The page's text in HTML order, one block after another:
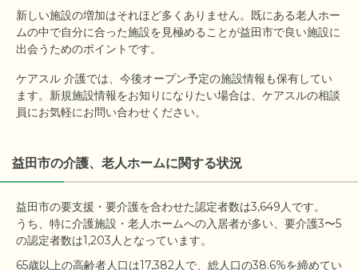
新しい施設の増加はそれほど多くありません。既にある老人ホー
ムの中で自分に合った施設を見極めることが益田市で良い施設に
出会うためのポイントです。
ケアスル 介護では、今後オープン予定の施設情報も保有してい
ます。新規施設情報をお知りになりたい場合は、ケアスルの相談
員にお気軽にお問い合わせください。
益田市の介護、老人ホームに関する状況
益田市の要支援・要介護を合わせた認定者数は3,649人です。
うち、特に介護施設・老人ホームへの入居者が多い、要介護3〜5
65歳以上の高齢者人口は17,382人で、総人口の38.6%を締めてい